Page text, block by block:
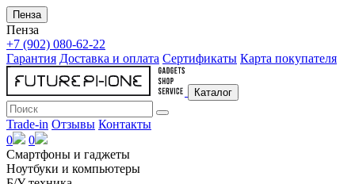
Пенза
Пенза
+7 (902) 080-62-22
Гарантия Доставка и оплата Сертификаты Карта покупателя
Каталог
Trade-in Отзывы Контакты
0
0
Смартфоны и гаджеты
Ноутбуки и компьютеры